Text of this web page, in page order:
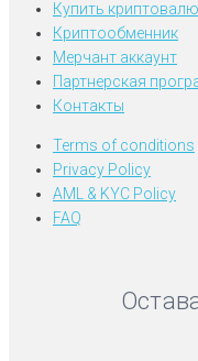
Купить
Криптообменник
Мерчант аккаунт
Партнерская
Контакты
Terms of conditions
Privacy Policy
AML & KYC Policy
FAQ